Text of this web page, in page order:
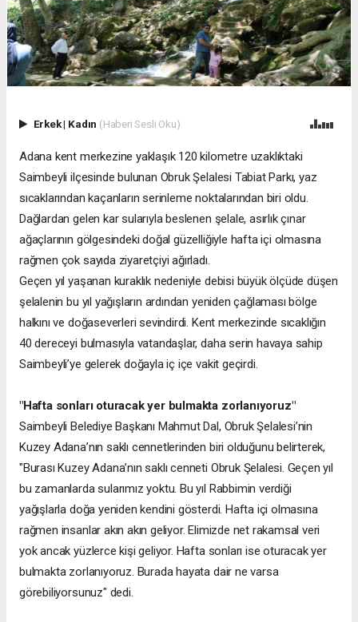
Erkek| Kadın (Haberi Sesli Oku)
Adana kent merkezine yaklaşık 120 kilometre uzaklıktaki
Saimbeyli ilçesinde bulunan Obruk Şelalesi Tabiat Parkı, yaz
sıcaklarından kaçanların serinleme noktalarından biri oldu.
Dağlardan gelen kar sularıyla beslenen şelale, asırlık çınar
ağaçlarının gölgesindeki doğal güzelliğiyle hafta içi olmasına
rağmen çok sayıda ziyaretçiyi ağırladı.
Geçen yıl yaşanan kuraklık nedeniyle debisi büyük ölçüde düşen
şelalenin bu yıl yağışların ardından yeniden çağlaması bölge
halkını ve doğaseverleri sevindirdi. Kent merkezinde sıcaklığın
40 dereceyi bulmasıyla vatandaşlar, daha serin havaya sahip
Saimbeyli’ye gelerek doğayla iç içe vakit geçirdi.
"Hafta sonları oturacak yer bulmakta zorlanıyoruz"
Saimbeyli Belediye Başkanı Mahmut Dal, Obruk Şelalesi’nin
Kuzey Adana’nın saklı cennetlerinden biri olduğunu belirterek,
"Burası Kuzey Adana’nın saklı cenneti Obruk Şelalesi. Geçen yıl
bu zamanlarda sularımız yoktu. Bu yıl Rabbimin verdiği
yağışlarla doğa yeniden kendini gösterdi. Hafta içi olmasına
rağmen insanlar akın akın geliyor. Elimizde net rakamsal veri
yok ancak yüzlerce kişi geliyor. Hafta sonları ise oturacak yer
bulmakta zorlanıyoruz. Burada hayata dair ne varsa
görebiliyorsunuz" dedi.